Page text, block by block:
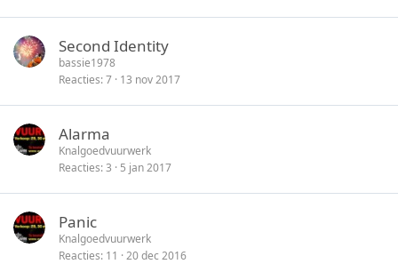
Second Identity
bassie1978
Reacties 7 13 nov 2017
Alarma
Knalgoedvuurwerk
Reacties 3 5 jan 2017
Panic
Knalgoedvuurwerk
Reacties 11 20 dec 2016